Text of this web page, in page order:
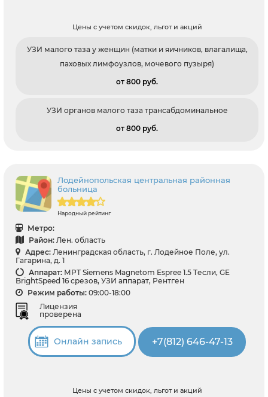
Цены с учетом скидок, льгот и акций
УЗИ малого таза у женщин (матки и яичников, влагалища,
паховых лимфоузлов, мочевого пузыря)
от 800 pуб.
УЗИ органов малого таза трансабдоминальное
от 800 pуб.
Лодейнопольская центральная районная
больница
Народный рейтинг
Метро:
Район: Лен. область
Адрес: Ленинградская область, г. Лодейное Поле, ул.
Гагарина, д. 1
Аппарат: МРТ Siemens Magnetom Espree 1.5 Tесли, GE
BrightSpeed 16 срезов, УЗИ аппарат, Рентген
Режим работы: 09:00-18:00
Лицензия
проверена
Онлайн запись +7(812) 646-47-13
Цены с учетом скидок, льгот и акций